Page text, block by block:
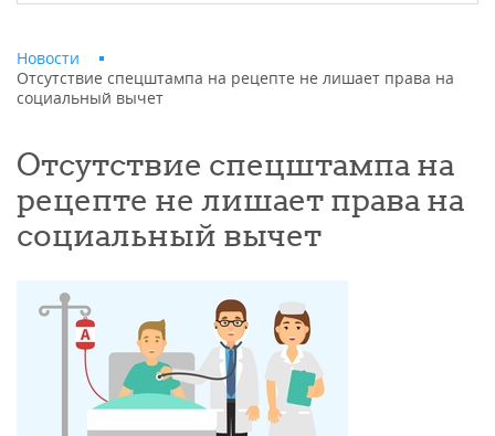
Новости
Отсутствие спецштампа на рецепте не лишает права на
социальный вычет
Отсутствие спецштампа на
рецепте не лишает права на
социальный вычет